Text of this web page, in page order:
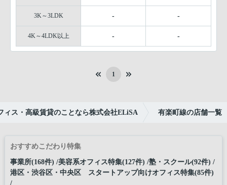
3K～3LDK - -
4K～4LDK以上 - -
1
ィス・高級賃貸のことなら株式会社ELiSA 有楽町線の店舗一覧
おすすめこだわり特集
事業所(168件) 美容系オフィス特集(127件) 塾・スクール(92件)
港区・渋谷区・中央区 スタートアップ向けオフィス特集(85件)